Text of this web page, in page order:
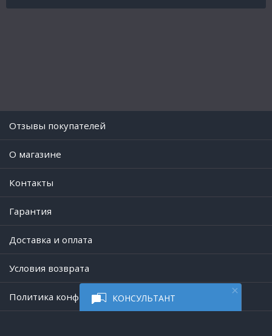
КОНСУЛЬТАНТ
Отзывы покупателей
O магазине
Контакты
Гарантия
Доставка и оплата
Условия возврата
Политика конфиденциальности